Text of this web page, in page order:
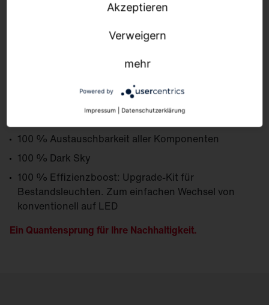
Konsequent umgesetzt.
100 % Modulares Produkt- und Ersatzteilkonzept
100 % Austauschbarkeit aller Komponenten
100 % Dark Sky
100 % Effizienzboost: Upgrade-Kit für
Bestandsleuchten. Zum einfachen Wechsel von
konventionell auf LED
Ein Quantensprung für Ihre Nachhaltigkeit.
Akzeptieren
Verweigern
mehr
Powered by
Impressum Datenschutzerklärung